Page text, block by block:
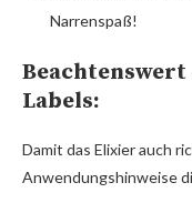
Narrenspaß!
Beachtenswert
Labels:
Damit das Elixier auch
Anwendungshinweise